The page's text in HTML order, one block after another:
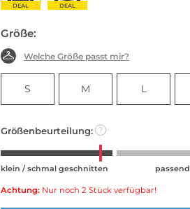
DEAL DEAL
Größe:
Welche Größe passt mir?
S M L
Größenbeurteilung: ?
klein / schmal geschnitten passend
Achtung: Nur noch 2 Stück verfügbar!